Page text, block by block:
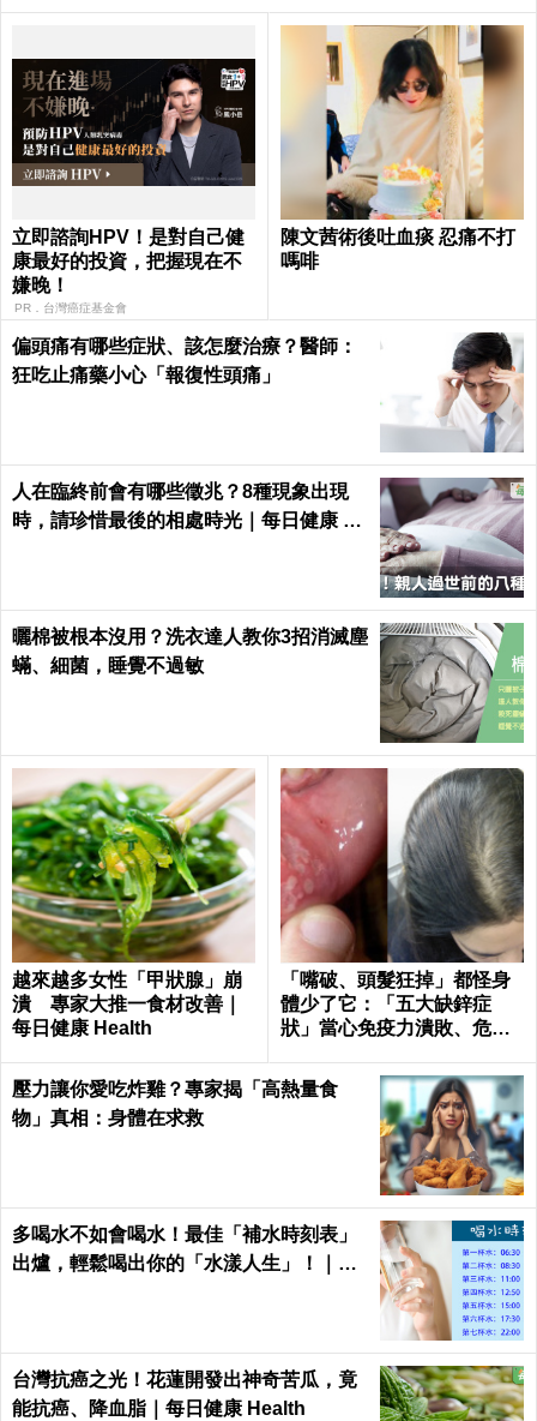
立即諮詢HPV！是對自己健
康最好的投資，把握現在不
嫌晚！
PR．台灣癌症基金會
陳文茜術後吐血痰 忍痛不打
嗎啡
偏頭痛有哪些症狀、該怎麼治療？醫師：
狂吃止痛藥小心「報復性頭痛」
人在臨終前會有哪些徵兆？8種現象出現
時，請珍惜最後的相處時光｜每日健康 He
曬棉被根本沒用？洗衣達人教你3招消滅塵
蟎、細菌，睡覺不過敏
越來越多女性「甲狀腺」崩
潰 專家大推一食材改善｜
每日健康 Health
「嘴破、頭髮狂掉」都怪身
體少了它：「五大缺鋅症
狀」當心免疫力潰敗、危機
日健康Health
壓力讓你愛吃炸雞？專家揭「高熱量食
物」真相：身體在求救
多喝水不如會喝水！最佳「補水時刻表」
出爐，輕鬆喝出你的「水漾人生」！｜每
台灣抗癌之光！花蓮開發出神奇苦瓜，竟
能抗癌、降血脂｜每日健康 Health